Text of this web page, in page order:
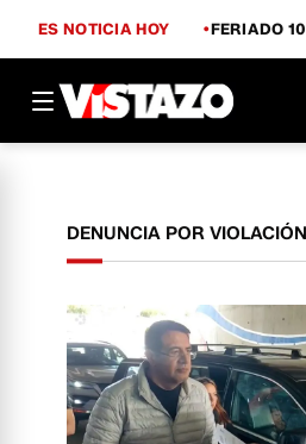
ES NOTICIA HOY FERIADO
DENUNCIA POR VIOLACIÓN